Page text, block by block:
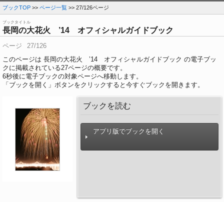
ブックTOP >> ページ一覧 >> 27/126ページ
ブックタイトル
長岡の大花火 ’14 オフィシャルガイドブック
ページ
27/126
このページは 長岡の大花火 ’14 オフィシャルガイドブック の電子ブッ
クに掲載されている27ページの概要です。
6秒後に電子ブックの対象ページへ移動します。
「ブックを開く」ボタンをクリックすると今すぐブックを開きます。
ブックを読む
アプリ版でブックを開く